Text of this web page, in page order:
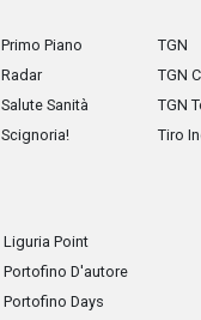
Primo Piano
Radar
Salute Sanità
Scignoria!
TGN
TGN
TGN
Tiro
Liguria Point
Portofino D'autore
Portofino Days